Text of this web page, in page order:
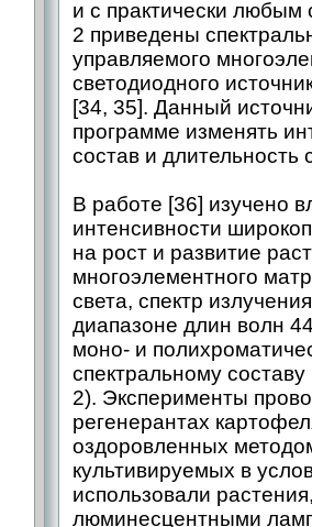
и с практически
2 приведены
управляемого
светодиодного
[34, 35]. Данный
программе изменять
состав и длительность
В работе [36] изучено
интенсивности
на рост и развитие
многоэлементного
света, спектр
диапазоне длин волн
моно- и
спектральному
2). Эксперименты
регенерантах
оздоровленных
культивируемых в
использовали
люминесцентными